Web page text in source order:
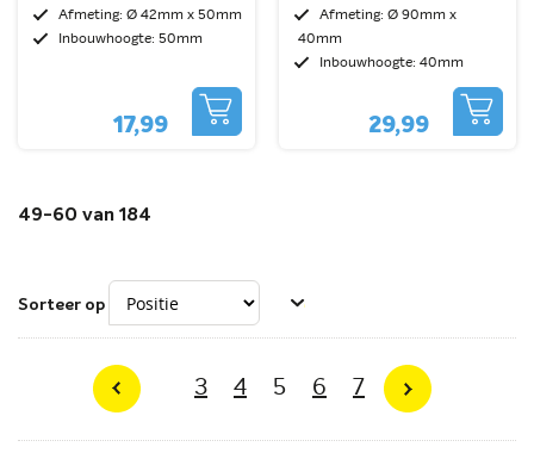
Afmeting: Ø 42mm x 50mm
Inbouwhoogte: 50mm
17,99
Afmeting: Ø 90mm x
40mm
Inbouwhoogte: 40mm
29,99
49-60 van 184
Sorteer op
Pagina
Pagina
Vorige
Pagina
3 Pagina
4 U lees momenteel
5 Pagina
6 Pagina
7
Pagina
Volgende